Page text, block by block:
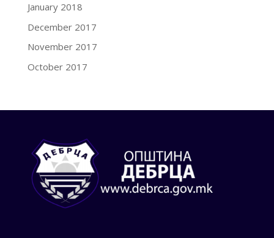
January 2018
December 2017
November 2017
October 2017